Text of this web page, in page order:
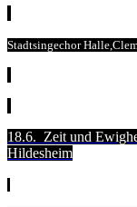
Stadtsingechor
18.6. Zeit und
Hildesheim